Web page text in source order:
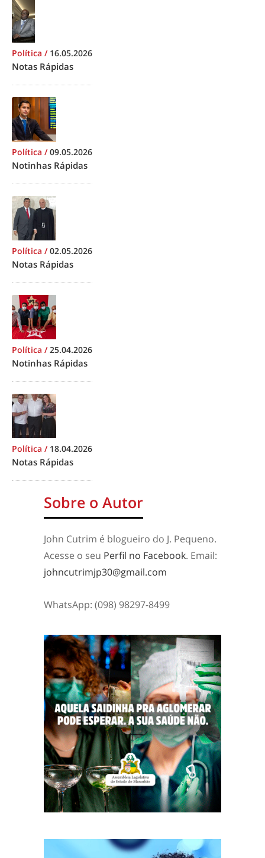
Política / 16.05.2026
Notas Rápidas
Política /09.05.2026
Notinhas Rápidas
Política /02.05.2026
Notas Rápidas
Política /25.04.2026
Notinhas Rápidas
Política / 18.04.2026
Notas Rápidas
Sobre o Autor
John Cutrim é blogueiro do J. Pequeno.
Acesse o seu Perfil no Facebook. Email:
johncutrimjp30@gmail.com
WhatsApp: (098) 98297-8499